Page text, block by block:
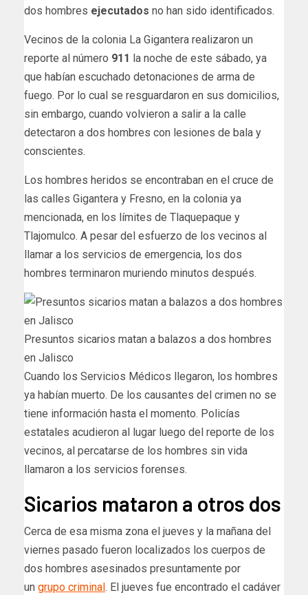
dos hombres ejecutados no han sido identificados.
Vecinos de la colonia La Gigantera realizaron un
reporte al número 911 la noche de este sábado, ya
que habían escuchado detonaciones de arma de
fuego. Por lo cual se resguardaron en sus domicilios,
sin embargo, cuando volvieron a salir a la calle
detectaron a dos hombres con lesiones de bala y
conscientes.
Los hombres heridos se encontraban en el cruce de
las calles Gigantera y Fresno, en la colonia ya
mencionada, en los límites de Tlaquepaque y
Tlajomulco. A pesar del esfuerzo de los vecinos al
llamar a los servicios de emergencia, los dos
hombres terminaron muriendo minutos después.
Presuntos sicarios matan a balazos a dos hombres
en Jalisco
Cuando los Servicios Médicos llegaron, los hombres
ya habían muerto. De los causantes del crimen no se
tiene información hasta el momento. Policías
estatales acudieron al lugar luego del reporte de los
vecinos, al percatarse de los hombres sin vida
llamaron a los servicios forenses.
Sicarios mataron a otros dos
Cerca de esa misma zona el jueves y la mañana del
viernes pasado fueron localizados los cuerpos de
dos hombres asesinados presuntamente por
un grupo criminal . El jueves fue encontrado el cadáver